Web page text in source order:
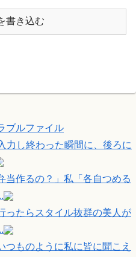
書き込む
ブルファイル
力し終わった瞬間に、後ろに
当作るの？」私「各自つめる
ったらスタイル抜群の美人が
つものように私に皆に聞こえ